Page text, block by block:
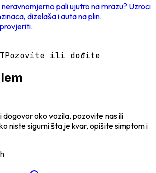
pali ujutro na mrazu? Uzroci
dizelaša i auta na plin.
Pozovite ili dođite
dogovor oko vozila, pozovite nas ili
niste sigurni šta je kvar, opišite simptom i